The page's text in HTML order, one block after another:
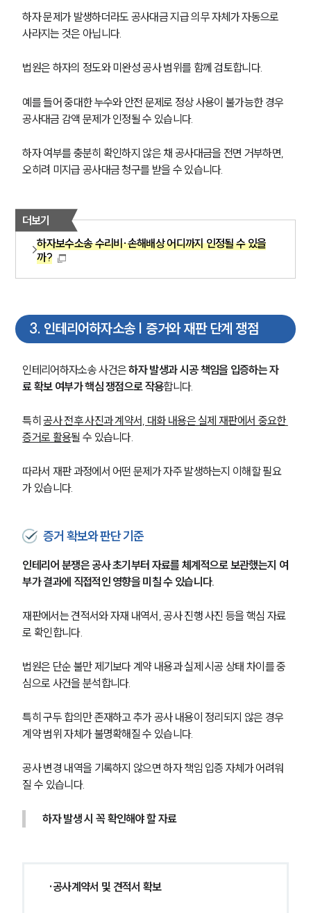
하자 문제가 발생하더라도 공사대금 지급 의무 자체가 자동으로
사라지는 것은 아닙니다.
법원은 하자의 정도와 미완성 공사 범위를 함께 검토합니다.
예를 들어 중대한 누수와 안전 문제로 정상 사용이 불가능한 경우
공사대금 감액 문제가 인정될 수 있습니다.
하자 여부를 충분히 확인하지 않은 채 공사대금을 전면 거부하면,
오히려 미지급 공사대금 청구를 받을 수 있습니다.
더보기
하자보수소송 수리비·손해배상 어디까지 인정될 수 있을
까?
3. 인테리어하자소송 | 증거와 재판 단계 쟁점
인테리어하자소송 사건은 하자 발생과 시공 책임을 입증하는 자
료 확보 여부가 핵심 쟁점으로 작용합니다.
특히 공사 전후 사진과 계약서, 대화 내용은 실제 재판에서 중요한
증거로 활용될 수 있습니다.
따라서 재판 과정에서 어떤 문제가 자주 발생하는지 이해할 필요
가 있습니다.
증거 확보와 판단 기준
인테리어 분쟁은 공사 초기부터 자료를 체계적으로 보관했는지 여
부가 결과에 직접적인 영향을 미칠 수 있습니다.
재판에서는 견적서와 자재 내역서, 공사 진행 사진 등을 핵심 자료
로 확인합니다.
법원은 단순 불만 제기보다 계약 내용과 실제 시공 상태 차이를 중
심으로 사건을 분석합니다.
특히 구두 합의만 존재하고 추가 공사 내용이 정리되지 않은 경우
계약 범위 자체가 불명확해질 수 있습니다.
공사 변경 내역을 기록하지 않으면 하자 책임 입증 자체가 어려워
질 수 있습니다.
하자 발생 시 꼭 확인해야 할 자료
·공사계약서 및 견적서 확보